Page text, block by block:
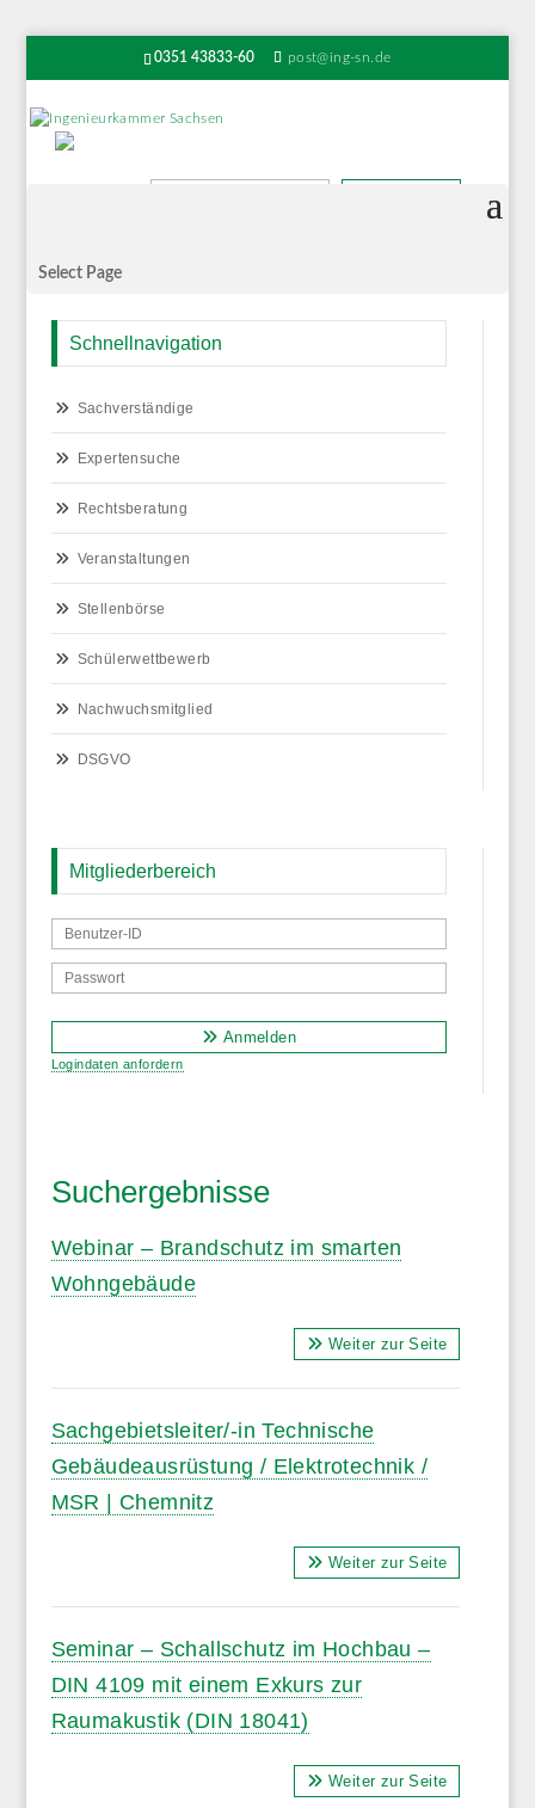
0351 43833-60 post@ing-sn.de
Select Page
Schnellnavigation
Sachverständige
Expertensuche
Rechtsberatung
Veranstaltungen
Stellenbörse
Schülerwettbewerb
Nachwuchsmitglied
DSGVO
Mitgliederbereich
Anmelden
Logindaten anfordern
Suchergebnisse
Webinar – Brandschutz im smarten
Wohngebäude
Weiter zur Seite
Sachgebietsleiter/-in Technische
Gebäudeausrüstung / Elektrotechnik /
MSR | Chemnitz
Weiter zur Seite
Seminar – Schallschutz im Hochbau –
DIN 4109 mit einem Exkurs zur
Raumakustik (DIN 18041)
Weiter zur Seite